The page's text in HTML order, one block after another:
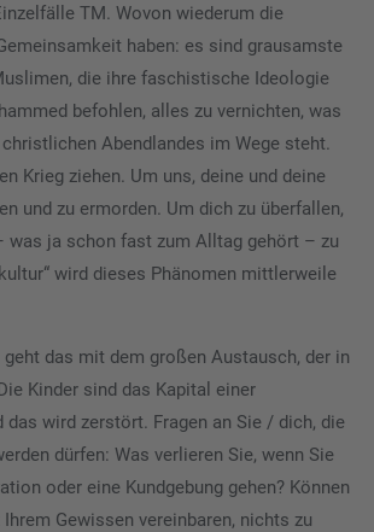
TM. Wovon wiederum die
haben: es sind grausamste
die ihre faschistische Ideologie
befohlen, alles zu vernichten, was
Abendlandes im Wege steht.
Krieg ziehen. Um uns, deine und deine
und zu ermorden. Um dich zu überfallen,
was ja schon fast zum Alltag gehört – zu
wird dieses Phänomen mittlerweile
das mit dem großen Austausch, der in
Kinder sind das Kapital einer
das wird zerstört. Fragen an Sie / dich, die
dürfen: Was verlieren Sie, wenn Sie
oder eine Kundgebung gehen? Können
Gewissen vereinbaren, nichts zu